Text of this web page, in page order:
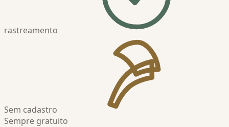
rastreamento
Sem cadastro
Sempre gratuito